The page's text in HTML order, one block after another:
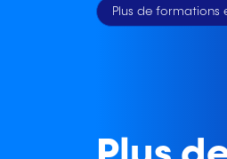
Plus de formations